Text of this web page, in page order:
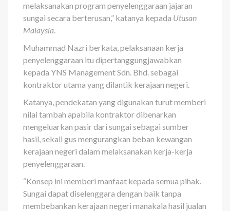
melaksanakan program penyelenggaraan jajaran
sungai secara berterusan,” katanya kepada Utusan
Malaysia.
Muhammad Nazri berkata, pelaksanaan kerja
penyelenggaraan itu dipertanggungjawabkan
kepada YNS Management Sdn. Bhd. sebagai
kontraktor utama yang dilantik kerajaan negeri.
Katanya, pendekatan yang digunakan turut memberi
nilai tambah apabila kontraktor dibenarkan
mengeluarkan pasir dari sungai sebagai sumber
hasil, sekali gus mengurangkan beban kewangan
kerajaan negeri dalam melaksanakan kerja-kerja
penyelenggaraan.
“Konsep ini memberi manfaat kepada semua pihak.
Su­ngai dapat diselenggara dengan baik tanpa
membebankan kerajaan negeri manakala hasil jualan